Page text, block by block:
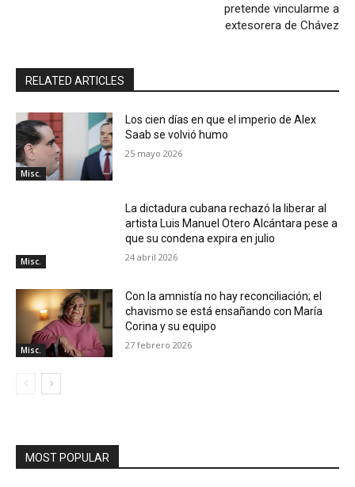
pretende vincularme a
extesorera de Chávez
RELATED ARTICLES
Misc.
Los cien días en que el imperio de Alex
Saab se volvió humo
25 mayo 2026
Misc.
La dictadura cubana rechazó la liberar al
artista Luis Manuel Otero Alcántara pese a
que su condena expira en julio
24 abril 2026
Misc.
Con la amnistía no hay reconciliación; el
chavismo se está ensañando con María
Corina y su equipo
27 febrero 2026
MOST POPULAR